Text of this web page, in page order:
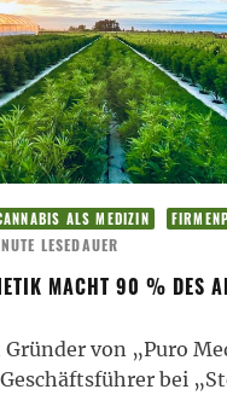
ALS MEDIZIN
LESEDAUER
MACHT 90 % DES
von „Puro
bei